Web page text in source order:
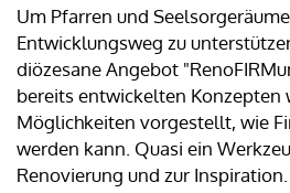
Um Pfarren und
Entwicklungsweg zu
diözesane Angebot
bereits entwickelten Konzepten
Möglichkeiten vorgestellt, wie
werden kann. Quasi ein
Renovierung und zur Inspiration.